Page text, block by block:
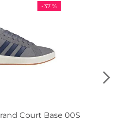
-37 %
Court Base 00S